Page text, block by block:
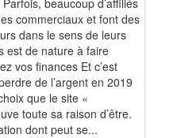
commerciaux et font des
dans le sens de leurs
est de nature à faire
vos finances Et c’est
de l’argent en 2019
que le site «
toute sa raison d’être.
dont peut se...